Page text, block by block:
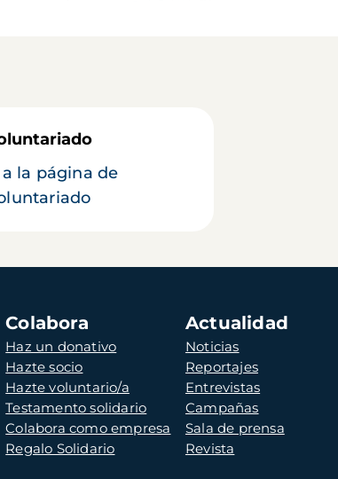
la página de
Colabora
Haz un donativo
Hazte socio
Hazte voluntario/a
Testamento solidario
Colabora como empresa
Regalo Solidario
Actualidad
Noticias
Reportajes
Entrevistas
Campañas
Sala de prensa
Revista